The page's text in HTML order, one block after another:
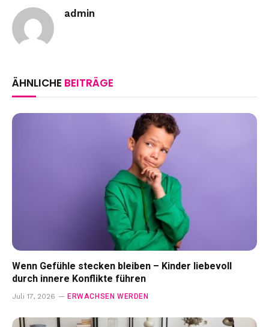
admin
ÄHNLICHE BEITRÄGE
Wenn Gefühle stecken bleiben – Kinder liebevoll
durch innere Konflikte führen
Juli 17, 2026 ERWACHSEN WERDEN